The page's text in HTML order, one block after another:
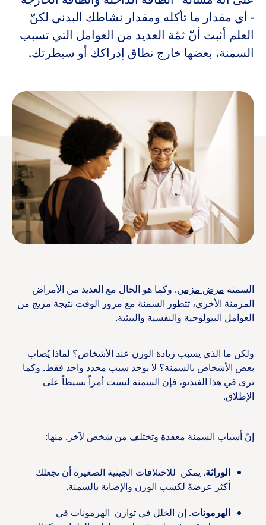
ا
ل
ا
ل
ا
ل
- أي مقدار ما تأكله ومقدار نشاطك البدني لكنّ
العلم أثبت أنّ ثمّة العديد من العوامل التي تسبب
السمنة، بعضها خارج نطاق إدراكك أو سيطرتك.
السمنة مرض مزمن. وكما هو الحال مع العديد من الأمراض
المزمنة الأخرى، تتطور السمنة مع مرور الوقت نتيجة مزيج من
العوامل البيولوجية والنفسية والبيئية.
ولكن ما الذي يسبب زيادة الوزن عند الأشخاص؟ لماذا يُصاب
بعض الأشخاص بالسمنة؟ لا يوجد سبب محدد واحد فقط. وكما
ترى في هذا الفيديو، فإن السمنة ليست أمراً بسيطاً على
الإطلاق.
إنّ أسباب السمنة معقدة وتختلف من شخص لآخر. منها:
الوراثة. يمكن للاختلافات الجينية الصغيرة أن تجعلك
أكثر عرضةً لكسب الوزن والإصابة بالسمنة.
الهرمونات. إن الخلل في توازن الهرمونات في